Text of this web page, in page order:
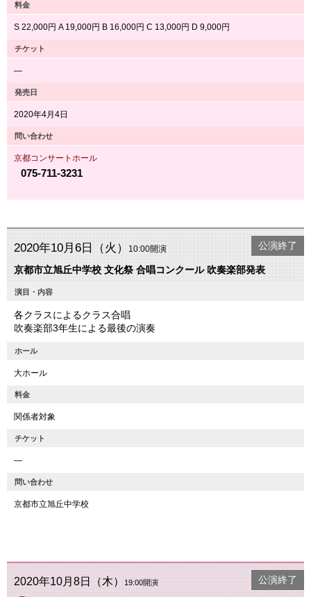
料金
S 22,000円 A 19,000円 B 16,000円 C 13,000円 D 9,000円
チケット
―
発売日
2020年4月4日
問い合わせ
京都コンサートホール
075-711-3231
2020年10月6日（火）10:00開演
京都市立旭丘中学校 文化祭 合唱コンクール 吹奏楽部発表
公演終了
演目・内容
各クラスによるクラス合唱
吹奏楽部3年生による最後の演奏
ホール
大ホール
料金
関係者対象
チケット
―
問い合わせ
京都市立旭丘中学校
2020年10月8日（木）19:00開演 公演終了